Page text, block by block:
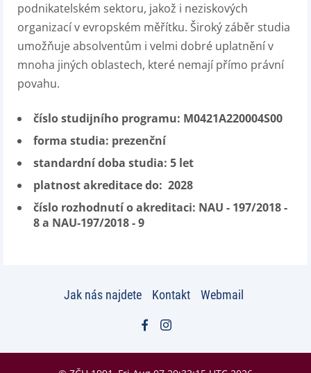
podnikatelském sektoru, jakož i neziskových
organizací v evropském měřítku. Široký záběr studia
umožňuje absolventům i velmi dobré uplatnění v
mnoha jiných oblastech, které nemají přímo právní
povahu.
číslo studijního programu: M0421A220004S00
forma studia: prezenční
standardní doba studia: 5 let
platnost akreditace do: 2028
číslo rozhodnutí o akreditaci: NAU - 197/2018 -
8 a NAU-197/2018 - 9
Jak nás najdete Kontakt Webmail